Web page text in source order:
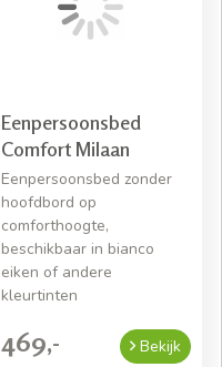
Eenpersoonsbed
Comfort Milaan
Eenpersoonsbed zonder
hoofdbord op
comforthoogte,
beschikbaar in bianco
eiken of andere
kleurtinten
469,- Bekijk